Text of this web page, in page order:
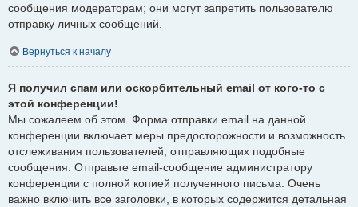
сообщения модераторам; они могут запретить пользователю
отправку личных сообщений.
Вернуться к началу
Я получил спам или оскорбительный email от кого-то с
этой конференции!
Мы сожалеем об этом. Форма отправки email на данной
конференции включает меры предосторожности и возможность
отслеживания пользователей, отправляющих подобные
сообщения. Отправьте email-сообщение администратору
конференции с полной копией полученного письма. Очень
важно включить все заголовки, в которых содержится детальная